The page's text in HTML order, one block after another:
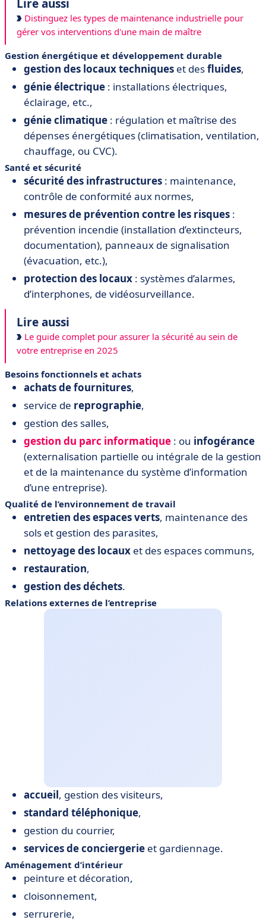
Lire aussi
Distinguez les types de maintenance industrielle pour
gérer vos interventions d'une main de maître
Gestion énergétique et développement durable
gestion des locaux techniques et desfluides,
génie électrique : installations électriques,
éclairage, etc.,
génie climatique : régulation et maîtrise des
dépenses énergétiques (climatisation, ventilation,
chauffage, ou CVC).
Santé et sécurité
sécurité des infrastructures : maintenance,
contrôle de conformité aux normes,
mesures de prévention contre les risques :
prévention incendie (installation d’extincteurs,
documentation), panneaux de signalisation
(évacuation, etc.),
protection des locaux : systèmes d’alarmes,
d’interphones, de vidéosurveillance.
Lire aussi
Le guide complet pour assurer la sécurité au sein de
votre entreprise en 2025
Besoins fonctionnels et achats
achats de fournitures,
service de reprographie,
gestion des salles,
gestion du parc informatique : ou infogérance
(externalisation partielle ou intégrale de la gestion
et de la maintenance du système d’information
d’une entreprise).
Qualité de l’environnement de travail
entretien des espaces verts, maintenance des
sols et gestion des parasites,
nettoyage des locaux et des espaces communs,
restauration,
gestion des déchets.
Relations externes de l’entreprise
accueil, gestion des visiteurs,
standard téléphonique,
gestion du courrier,
services de conciergerie et gardiennage.
Aménagement d’intérieur
peinture et décoration,
cloisonnement,
serrurerie,